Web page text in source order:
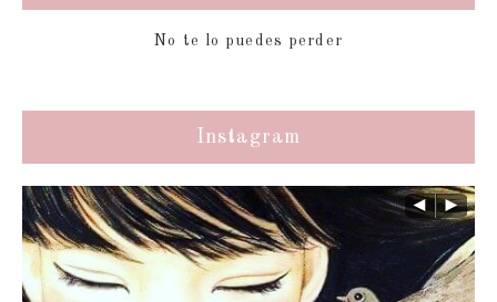
No te lo puedes perder
Instagram